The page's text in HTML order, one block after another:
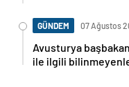
GÜNDEM 07 Ağustos
Avusturya
ile ilgili